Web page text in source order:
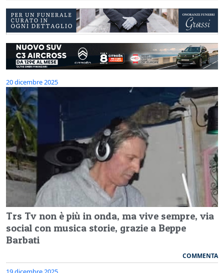
20 dicembre 2025
Trs Tv non è più in onda, ma vive sempre, via
social con musica storie, grazie a Beppe
Barbati
COMMENTA